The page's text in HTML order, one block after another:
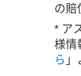
の賠
* ア
様情
ら